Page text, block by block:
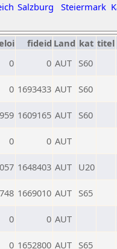
Salzburg Steiermark
fideid Land kat titel
0 0 AUT S60
0 1693433 AUT S60
1609165 AUT S60
0 0 AUT
1648403 AUT U20
1669010 AUT S65
0 0 AUT
0 1652800 AUT S65